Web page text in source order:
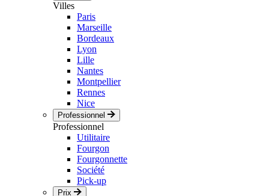
Villes
Paris
Marseille
Bordeaux
Lyon
Lille
Nantes
Montpellier
Rennes
Nice
Professionnel
Professionnel
Utilitaire
Fourgon
Fourgonnette
Société
Pick-up
Prix